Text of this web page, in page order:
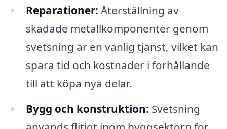
Reparationer: Återställning av
skadade metallkomponenter genom
svetsning är en vanlig tjänst, vilket kan
spara tid och kostnader i förhållande
till att köpa nya delar.
Bygg och konstruktion: Svetsning